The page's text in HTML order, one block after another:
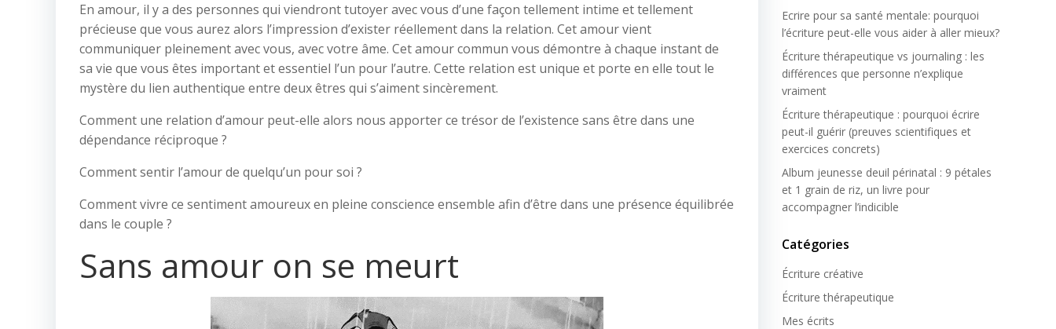
En amour, il y a des personnes qui viendront tutoyer avec vous d’une façon tellement intime et tellement
précieuse que vous aurez alors l’impression d’exister réellement dans la relation. Cet amour vient
communiquer pleinement avec vous, avec votre âme. Cet amour commun vous démontre à chaque instant de
sa vie que vous êtes important et essentiel l’un pour l’autre. Cette relation est unique et porte en elle tout le
mystère du lien authentique entre deux êtres qui s’aiment sincèrement.
Comment une relation d’amour peut-elle alors nous apporter ce trésor de l’existence sans être dans une
dépendance réciproque ?
Comment sentir l’amour de quelqu’un pour soi ?
Comment vivre ce sentiment amoureux en pleine conscience ensemble afin d’être dans une présence équilibrée
dans le couple ?
Sans amour on se meurt
Ecrire pour sa santé mentale: pourquoi
l’écriture peut-elle vous aider à aller mieux?
Écriture thérapeutique vs journaling : les
différences que personne n’explique
vraiment
Écriture thérapeutique : pourquoi écrire
peut-il guérir (preuves scientifiques et
exercices concrets)
Album jeunesse deuil périnatal : 9 pétales
et 1 grain de riz, un livre pour
accompagner l’indicible
Catégories
Écriture créative
Écriture thérapeutique
Mes écrits